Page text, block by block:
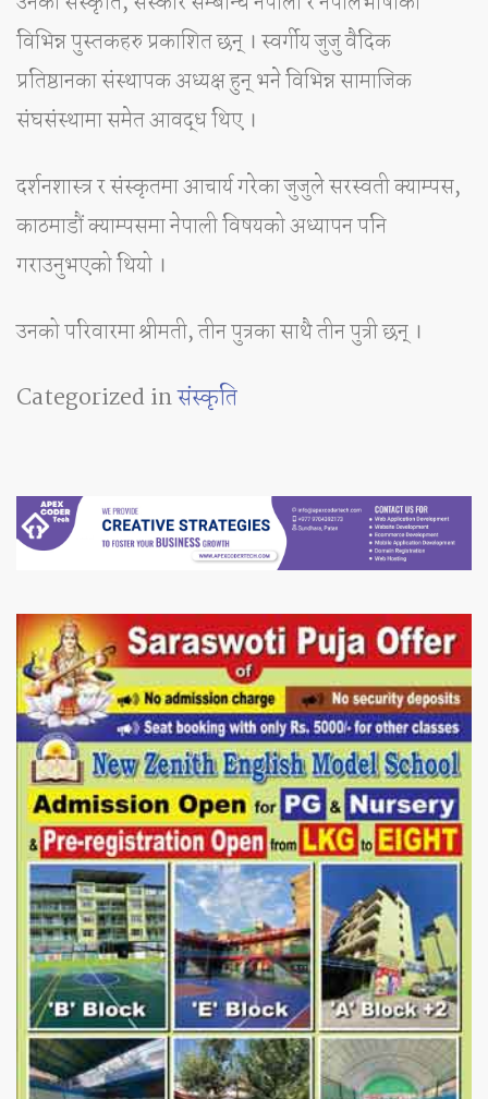
विभिन्न पुस्तकहरु प्रकाशित छन् । स्वर्गीय जुजु वैदिक
प्रतिष्ठानका संस्थापक अध्यक्ष हुन् भने विभिन्न सामाजिक
संघसंस्थामा समेत आवद्ध थिए ।
दर्शनशास्त्र र संस्कृतमा आचार्य गरेका जुजुले सरस्वती क्याम्पस,
काठमाडौं क्याम्पसमा नेपाली विषयको अध्यापन पनि
गराउनुभएको थियो ।
उनको परिवारमा श्रीमती, तीन पुत्रका साथै तीन पुत्री छन् ।
Categorized inसंस्कृति